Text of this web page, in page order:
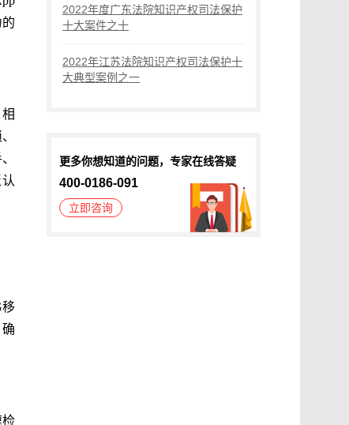
移
检
2022年度广东法院知识产权司法保护
十大案件之十
2022年江苏法院知识产权司法保护十
大典型案例之一
更多你想知道的问题，专家在线答疑
400-0186-091
立即咨询